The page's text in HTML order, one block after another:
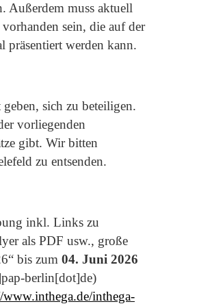
Außerdem muss aktuell
sein, die auf der
präsentiert werden kann.
sich zu beteiligen.
vorliegenden
gibt. Wir bitten
zu entsenden.
inkl. Links zu
als PDF usw., große
bis zum 04. Juni 2026
berlin[dot]de)
www.inthega.de/inthega-